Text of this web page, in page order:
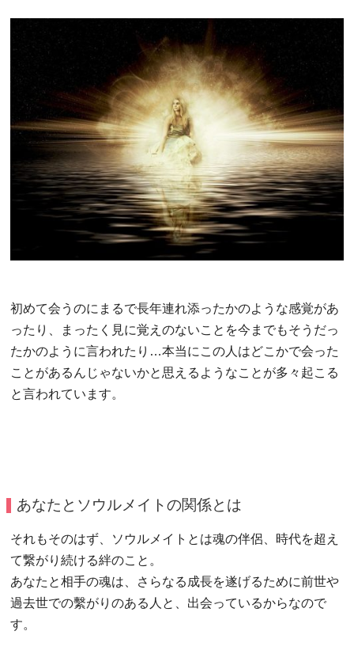
初めて会うのにまるで長年連れ添ったかのような感覚があ
ったり、まったく見に覚えのないことを今までもそうだっ
たかのように言われたり…本当にこの人はどこかで会った
ことがあるんじゃないかと思えるようなことが多々起こる
と言われています。
あなたとソウルメイトの関係とは
それもそのはず、ソウルメイトとは魂の伴侶、時代を超え
て繋がり続ける絆のこと。
あなたと相手の魂は、さらなる成長を遂げるために前世や
過去世での繫がりのある人と、出会っているからなので
す。